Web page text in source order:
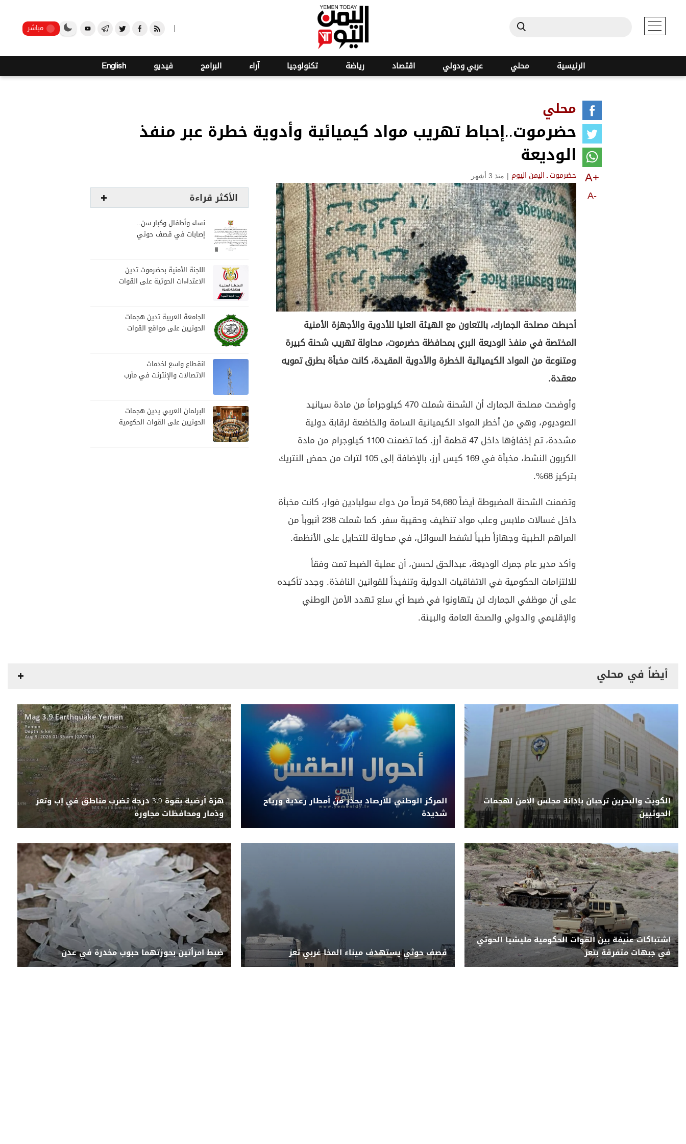
مباشر
الرئيسية محلي عربي ودولي اقتصاد رياضة تكنولوجيا آراء البرامج فيديو English
محلي
حضرموت..إحباط تهريب مواد كيميائية وأدوية خطرة عبر منفذ
الوديعة
حضرموت ـ اليمن اليوم | منذ 3 أشهر A+
A-
أحبطت مصلحة الجمارك، بالتعاون مع الهيئة العليا للأدوية والأجهزة الأمنية
المختصة في منفذ الوديعة البري بمحافظة حضرموت، محاولة تهريب شحنة كبيرة
ومتنوعة من المواد الكيميائية الخطرة والأدوية المقيدة، كانت مخبأة بطرق تمويه
معقدة.
وأوضحت مصلحة الجمارك أن الشحنة شملت 470 كيلوجراماً من مادة سيانيد
الصوديوم، وهي من أخطر المواد الكيميائية السامة والخاضعة لرقابة دولية
مشددة، تم إخفاؤها داخل 47 قطمة أرز. كما تضمنت 1100 كيلوجرام من مادة
الكربون النشط، مخبأة في 169 كيس أرز، بالإضافة إلى 105 لترات من حمض النتريك
بتركيز 68%.
وتضمنت الشحنة المضبوطة أيضاً 54,680 قرصاً من دواء سولبادين فوار، كانت مخبأة
داخل غسالات ملابس وعلب مواد تنظيف وحقيبة سفر. كما شملت 238 أنبوباً من
المراهم الطبية وجهازاً طبياً لشفط السوائل، في محاولة للتحايل على الأنظمة.
وأكد مدير عام جمرك الوديعة، عبدالحق لحسن، أن عملية الضبط تمت وفقاً
للالتزامات الحكومية في الاتفاقيات الدولية وتنفيذاً للقوانين النافذة. وجدد تأكيده
على أن موظفي الجمارك لن يتهاونوا في ضبط أي سلع تهدد الأمن الوطني
والإقليمي والدولي والصحة العامة والبيئة.
الأكثر قراءة
نساء وأطفال وكبار سن..
إصابات في قصف حوثي
اللجنة الأمنية بحضرموت تدين
الاعتداءات الحوثية على القوات
الجامعة العربية تدين هجمات
الحوثيين على مواقع القوات
انقطاع واسع لخدمات
الاتصالات والإنترنت في مأرب
البرلمان العربي يدين هجمات
الحوثيين على القوات الحكومية
أيضاً في محلي
الكويت والبحرين ترحبان بإدانة مجلس الأمن لهجمات
الحوثيين
المركز الوطني للأرصاد يحذر من أمطار رعدية ورياح
شديدة
هزة أرضية بقوة 3.9 درجة تضرب مناطق في إب وتعز
وذمار ومحافظات مجاورة
اشتباكات عنيفة بين القوات الحكومية مليشيا الحوثي
في جبهات متفرقة بتعز
قصف حوثي يستهدف ميناء المخا غربي تعز ضبط امرأتين بحوزتهما حبوب مخدرة في عدن